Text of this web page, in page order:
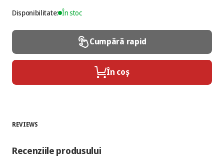
Disponibilitate: În stoc
Cumpără rapid
În coș
REVIEWS
Recenziile produsului